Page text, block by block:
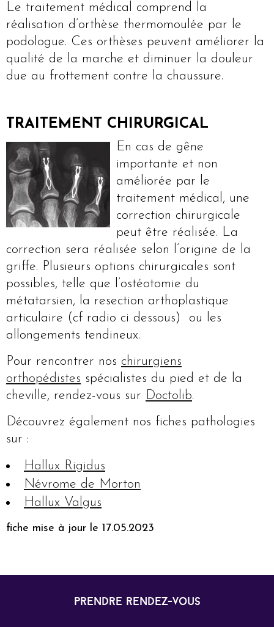
Le traitement médical comprend la
réalisation d’orthèse thermomoulée par le
podologue. Ces orthèses peuvent améliorer la
qualité de la marche et diminuer la douleur
due au frottement contre la chaussure.
TRAITEMENT CHIRURGICAL
En cas de gêne
importante et non
améliorée par le
traitement médical, une
correction chirurgicale
peut être réalisée. La
correction sera réalisée selon l’origine de la
griffe. Plusieurs options chirurgicales sont
possibles, telle que l’ostéotomie du
métatarsien, la resection arthoplastique
articulaire (cf radio ci dessous) ou les
allongements tendineux.
Pour rencontrer nos chirurgiens
orthopédistes spécialistes du pied et de la
cheville, rendez-vous sur Doctolib.
Découvrez également nos fiches pathologies
sur :
Hallux Rigidus
Névrome de Morton
Hallux Valgus
fiche mise à jour le 17.05.2023
prendre rendez-vous